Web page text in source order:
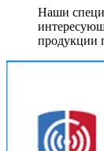
Наши
продукции